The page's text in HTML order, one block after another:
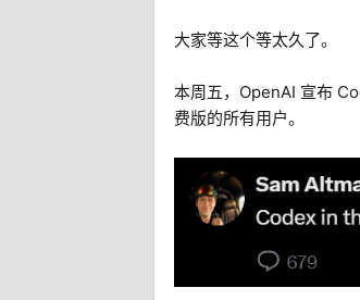
大家等这个等太久了。
本周五，OpenAI 宣布
费版的所有用户。